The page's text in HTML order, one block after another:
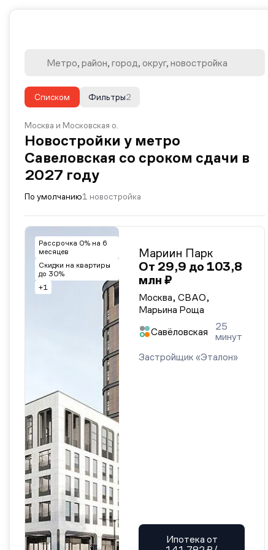
Списком 2
Фильтры
Москва и Московская о.
Новостройки у метро
Савеловская со сроком сдачи в
2027 году
По умолчанию1 новостройка
Рассрочка 0% на 6
месяцев
Скидки на квартиры
до 30%
+1
Мариин Парк
От 29,9 до 103,8
млн ₽
Москва, СВАО,
Марьина Роща
Савёловская
25
минут
Застройщик «Эталон»
Ипотека от